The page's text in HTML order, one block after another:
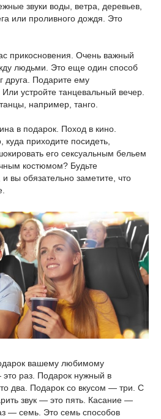
звуки воды, ветра, деревьев,
или проливного дождя. Это
прикосновения. Очень важный
людьми. Это еще один способ
друга. Подарите ему
устройте танцевальный вечер.
например, танго.
в подарок. Поход в кино.
приходите посидеть,
его сексуальным бельем
костюмом? Будьте
вы обязательно заметите, что
вашему любимому
раз. Подарок нужный в
два. Подарок со вкусом — три. С
звук — это пять. Касание —
— семь. Это семь способов